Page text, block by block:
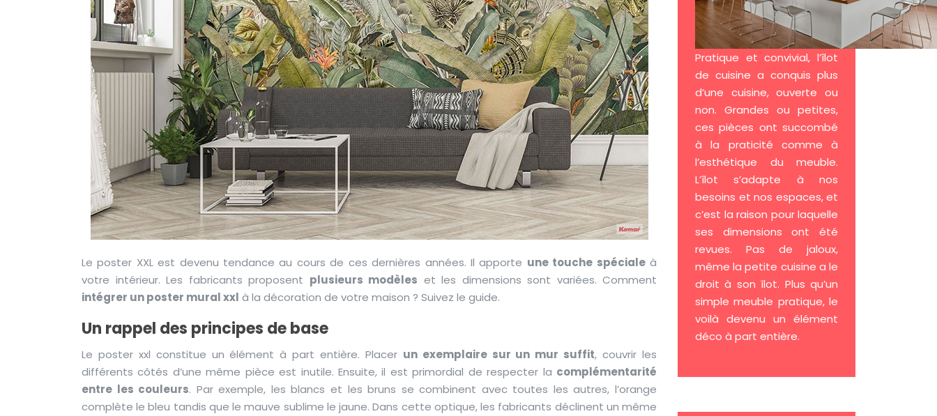
Le poster XXL est devenu tendance au cours de ces dernières années. Il apporte une touche spécialeà
votre intérieur. Les fabricants proposent plusieurs modèles et les dimensions sont variées. Comment
intégrer un poster mural xxl à la décoration de votre maison ? Suivez le guide.
Un rappel des principes de base
Le poster xxl constitue un élément à part entière. Placer un exemplaire sur un mur suffit, couvrir les
différents côtés d’une même pièce est inutile. Ensuite, il est primordial de respecter la complémentarité
entre les couleurs. Par exemple, les blancs et les bruns se combinent avec toutes les autres, l’orange
complète le bleu tandis que le mauve sublime le jaune. Dans cette optique, les fabricants déclinent un même
Pratique et convivial, l’îlot
de cuisine a conquis plus
d’une cuisine, ouverte ou
non. Grandes ou petites,
ces pièces ont succombé
à la praticité comme à
l’esthétique du meuble.
L’îlot s’adapte à nos
besoins et nos espaces, et
c’est la raison pour laquelle
ses dimensions ont été
revues. Pas de jaloux,
même la petite cuisine a le
droit à son îlot. Plus qu’un
simple meuble pratique, le
voilà devenu un élément
déco à part entière.